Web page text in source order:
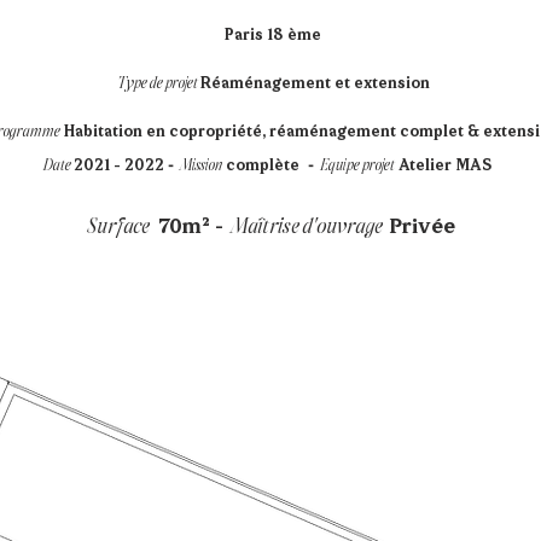
Paris 18 ème
Type de projetRéaménagement et extension
Habitation en copropriété, réaménagement complet &
Date2021 - 2022 - Mission complète - Equipe projet Atelier MAS
Surface70m² - Maîtrise d'ouvrage Privée